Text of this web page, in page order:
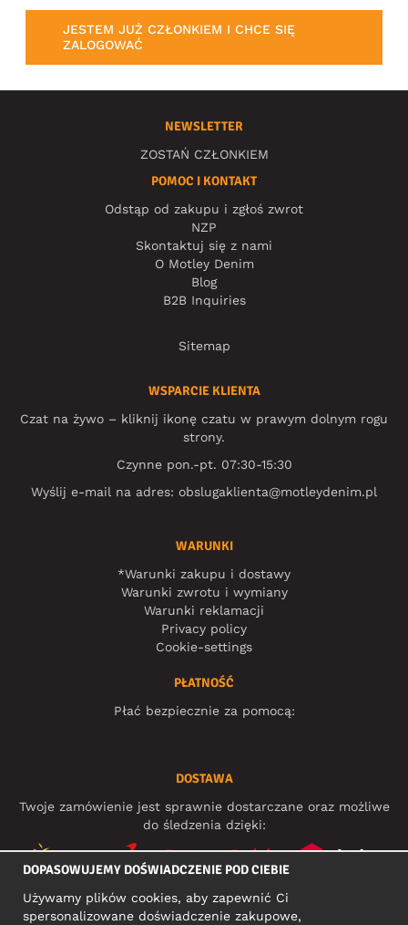
JESTEM JUŻ CZŁONKIEM I CHCE SIĘ
ZALOGOWAĆ
NEWSLETTER
ZOSTAŃ CZŁONKIEM
POMOC I KONTAKT
Odstąp od zakupu i zgłoś zwrot
NZP
Skontaktuj się z nami
O Motley Denim
Blog
B2B Inquiries
Sitemap
WSPARCIE KLIENTA
Czat na żywo – kliknij ikonę czatu w prawym dolnym rogu
strony.
Czynne pon.-pt. 07:30-15:30
Wyślij e-mail na adres: obslugaklienta@motleydenim.pl
WARUNKI
*Warunki zakupu i dostawy
Warunki zwrotu i wymiany
Warunki reklamacji
Privacy policy
Cookie-settings
PŁATNOŚĆ
Płać bezpiecznie za pomocą:
DOSTAWA
Twoje zamówienie jest sprawnie dostarczane oraz możliwe
do śledzenia dzięki:
MEDIA SPOŁECZNOŚCIOWE
DOPASOWUJEMY DOŚWIADCZENIE POD CIEBIE
Używamy plików cookies, aby zapewnić Ci
spersonalizowane doświadczenie zakupowe,